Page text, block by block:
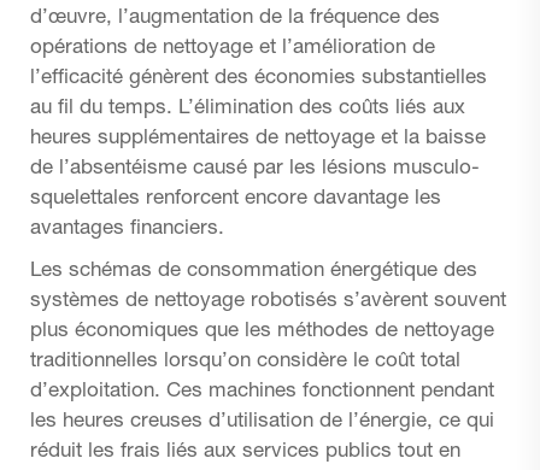
d’œuvre, l’augmentation de la fréquence des
opérations de nettoyage et l’amélioration de
l’efficacité génèrent des économies substantielles
au fil du temps. L’élimination des coûts liés aux
heures supplémentaires de nettoyage et la baisse
de l’absentéisme causé par les lésions musculo-
squelettales renforcent encore davantage les
avantages financiers.
Les schémas de consommation énergétique des
systèmes de nettoyage robotisés s’avèrent souvent
plus économiques que les méthodes de nettoyage
traditionnelles lorsqu’on considère le coût total
d’exploitation. Ces machines fonctionnent pendant
les heures creuses d’utilisation de l’énergie, ce qui
réduit les frais liés aux services publics tout en